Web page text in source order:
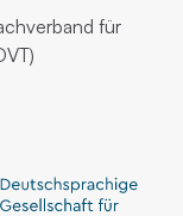
für